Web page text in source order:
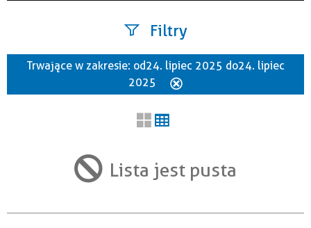
Filtry
Szukana fraza
Trwające w zakresie
Trwające w zakresie: od 24. lipiec 2025 do 24. lipiec
2025
Lista jest pusta